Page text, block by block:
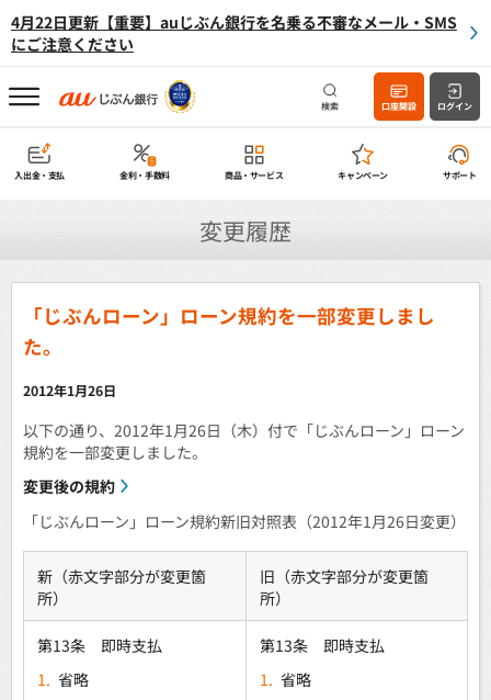
4月22日更新【重要】auじぶん銀行を名乗る不審なメール・SMS
にご注意ください
検索 口座開設 ログイン
入出金・支払 金利・手数料 商品・サービス キャンペーン サポート
変更履歴
「じぶんローン」ローン規約を一部変更しまし
た。
2012年1月26日
以下の通り、2012年1月26日（木）付で「じぶんローン」ローン
規約を一部変更しました。
変更後の規約
「じぶんローン」ローン規約新旧対照表（2012年1月26日変更）
新（赤文字部分が変更箇
所）
旧（赤文字部分が変更箇
所）
第13条 即時支払
1. 省略
第13条 即時支払
1. 省略